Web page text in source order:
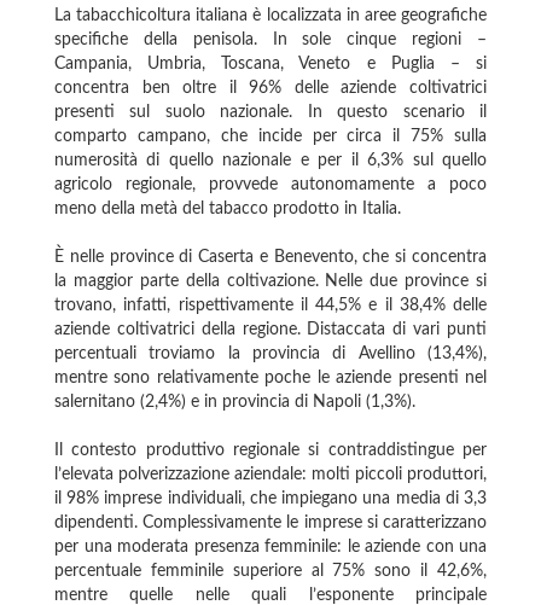
La tabacchicoltura italiana è localizzata in aree geografiche
specifiche della penisola. In sole cinque regioni –
Campania, Umbria, Toscana, Veneto e Puglia – si
concentra ben oltre il 96% delle aziende coltivatrici
presenti sul suolo nazionale. In questo scenario il
comparto campano, che incide per circa il 75% sulla
numerosità di quello nazionale e per il 6,3% sul quello
agricolo regionale, provvede autonomamente a poco
meno della metà del tabacco prodotto in Italia.
È nelle province di Caserta e Benevento, che si concentra
la maggior parte della coltivazione. Nelle due province si
trovano, infatti, rispettivamente il 44,5% e il 38,4% delle
aziende coltivatrici della regione. Distaccata di vari punti
percentuali troviamo la provincia di Avellino (13,4%),
mentre sono relativamente poche le aziende presenti nel
salernitano (2,4%) e in provincia di Napoli (1,3%).
Il contesto produttivo regionale si contraddistingue per
l’elevata polverizzazione aziendale: molti piccoli produttori,
il 98% imprese individuali, che impiegano una media di 3,3
dipendenti. Complessivamente le imprese si caratterizzano
per una moderata presenza femminile: le aziende con una
percentuale femminile superiore al 75% sono il 42,6%,
mentre quelle nelle quali l’esponente principale